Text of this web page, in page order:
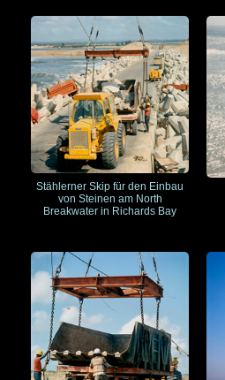
Stählerner Skip für den Einbau
von Steinen am North
Breakwater in Richards Bay